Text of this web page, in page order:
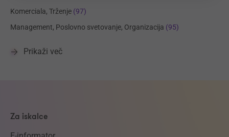
Komerciala, Trženje (97)
Management, Poslovno svetovanje, Organizacija (95)
Prikaži več
Za iskalce